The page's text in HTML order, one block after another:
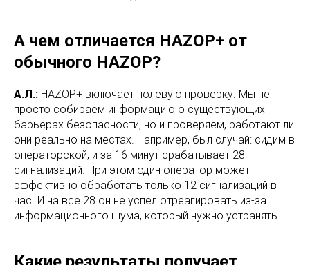
А чем отличается HAZOP+ от
обычного HAZOP?
А.Л.: HAZOP+ включает полевую проверку. Мы не
просто собираем информацию о существующих
барьерах безопасности, но и проверяем, работают ли
они реально на местах. Например, был случай: сидим в
операторской, и за 16 минут срабатывает 28
сигнализаций. При этом один оператор может
эффективно обработать только 12 сигнализаций в
час. И на все 28 он не успел отреагировать из-за
информационного шума, который нужно устранять.